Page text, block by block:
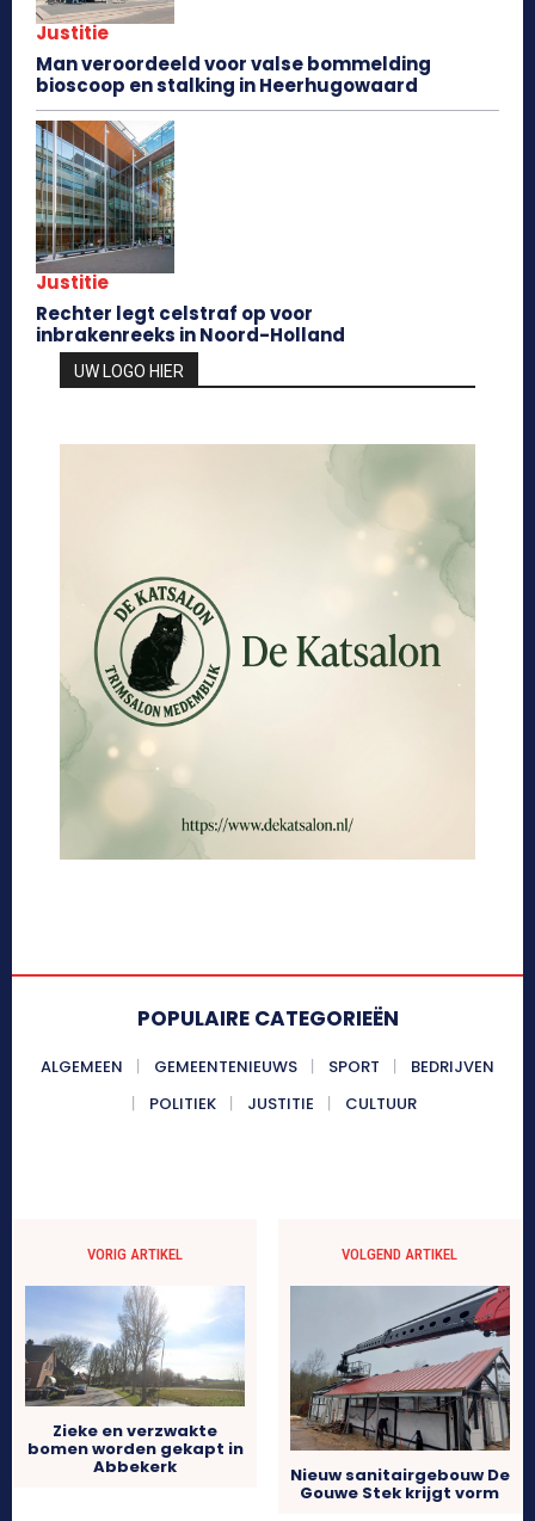
Justitie
Man veroordeeld voor valse bommelding
bioscoop en stalking in Heerhugowaard
Justitie
Rechter legt celstraf op voor
inbrakenreeks in Noord-Holland
UW LOGO HIER
POPULAIRE CATEGORIEËN
ALGEMEEN GEMEENTENIEUWS SPORT
BEDRIJVEN
POLITIEK
JUSTITIE CULTUUR
VORIG ARTIKEL
Zieke en verzwakte
bomen worden gekapt in
Abbekerk
VOLGEND ARTIKEL
Nieuw sanitairgebouw De
Gouwe Stek krijgt vorm